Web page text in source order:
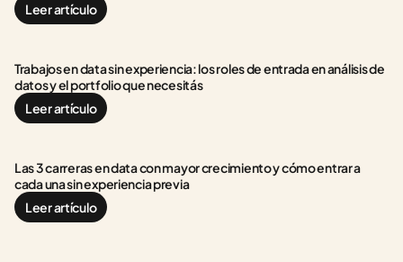
Leer artículo
Trabajos en data sin experiencia: los roles de entrada en análisis de
datos y el portfolio que necesitás
Leer artículo
Las 3 carreras en data con mayor crecimiento y cómo entrar a
cada una sin experiencia previa
Leer artículo